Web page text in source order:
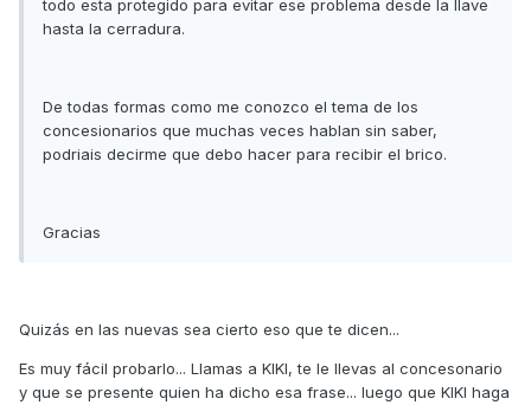
todo esta protegido para evitar ese problema desde la llave
hasta la cerradura.
De todas formas como me conozco el tema de los
concesionarios que muchas veces hablan sin saber,
podriais decirme que debo hacer para recibir el brico.
Gracias
Quizás en las nuevas sea cierto eso que te dicen...
Es muy fácil probarlo... Llamas a KIKI, te le llevas al concesonario
y que se presente quien ha dicho esa frase... luego que KIKI haga